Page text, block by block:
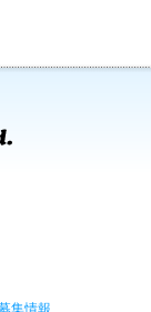
集情報